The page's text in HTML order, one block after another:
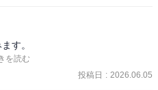
す。
ていて人物の書き方もGペンの極
気に入っていたのにここで完？
を読む
投稿日 : 2026.06.05